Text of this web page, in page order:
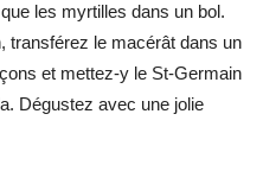
les myrtilles dans un bol.
transférez le macérât dans un
et mettez-y le St-Germain
Dégustez avec une jolie